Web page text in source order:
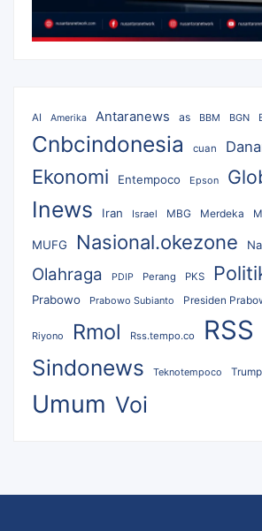
AI Amerika Antaranews as BBM BGN
Cnbcindonesia cuan
Ekonomi Entempoco Epson
Inews Iran Israel MBG Merdeka
MUFG Nasional.okezone
Olahraga PDIP Perang PKS
Prabowo Prabowo Subianto Presiden
Riyono Rmol Rss.tempo.co
Sindonews Teknotempoco Trump
Umum Voi